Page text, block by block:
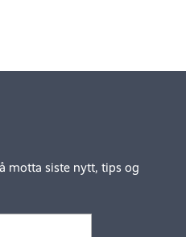
motta siste nytt, tips og